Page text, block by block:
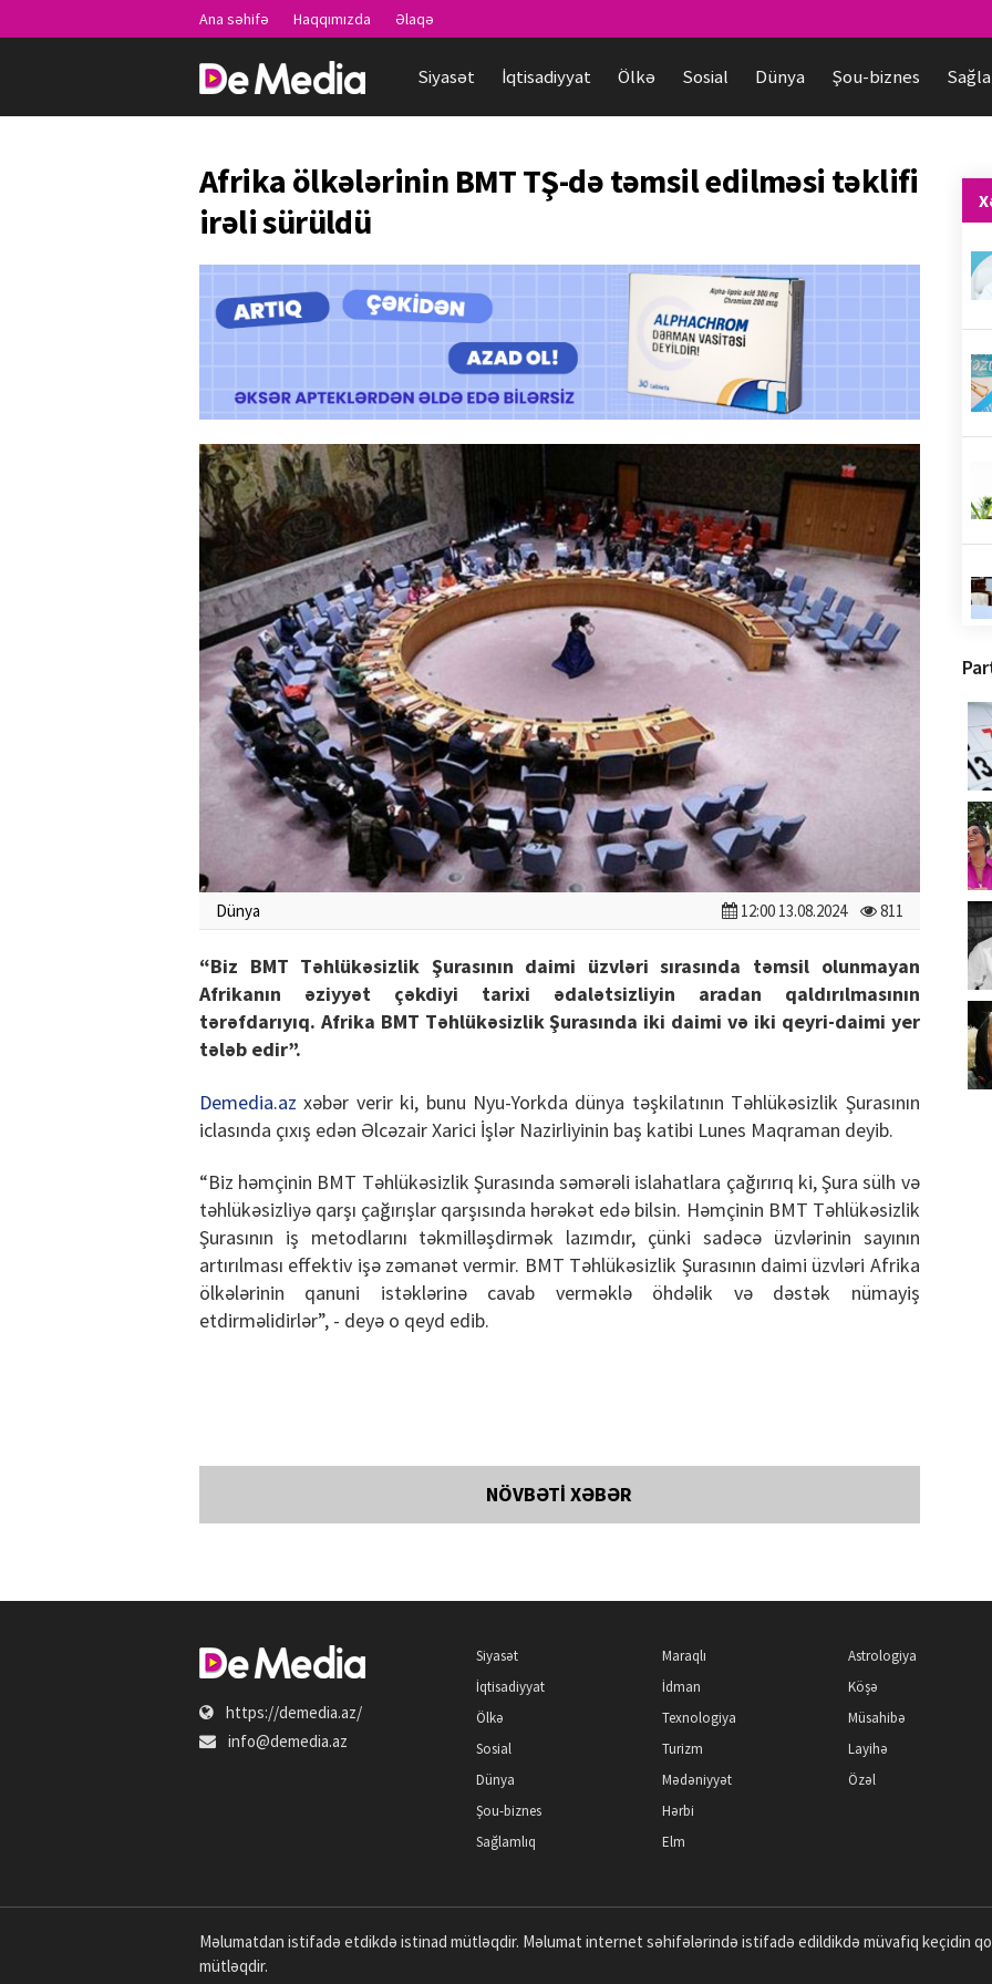
Ana səhifə Haqqımızda Əlaqə
Siyasət İqtisadiyyat Ölkə Sosial Dünya Şou-biznes
Afrika ölkələrinin BMT TŞ-də təmsil edilməsi təklifi
irəli sürüldü
Dünya 12:00 13.08.2024 811
“Biz BMT Təhlükəsizlik Şurasının daimi üzvləri sırasında təmsil olunmayan
Afrikanın əziyyət çəkdiyi tarixi ədalətsizliyin aradan qaldırılmasının
tərəfdarıyıq. Afrika BMT Təhlükəsizlik Şurasında iki daimi və iki qeyri-daimi yer
tələb edir”.
Demedia.az xəbər verir ki, bunu Nyu-Yorkda dünya təşkilatının Təhlükəsizlik Şurasının
iclasında çıxış edən Əlcəzair Xarici İşlər Nazirliyinin baş katibi Lunes Maqraman deyib.
“Biz həmçinin BMT Təhlükəsizlik Şurasında səmərəli islahatlara çağırırıq ki, Şura sülh və
təhlükəsizliyə qarşı çağırışlar qarşısında hərəkət edə bilsin. Həmçinin BMT Təhlükəsizlik
Şurasının iş metodlarını təkmilləşdirmək lazımdır, çünki sadəcə üzvlərinin sayının
artırılması effektiv işə zəmanət vermir. BMT Təhlükəsizlik Şurasının daimi üzvləri Afrika
ölkələrinin qanuni istəklərinə cavab verməklə öhdəlik və dəstək nümayiş
etdirməlidirlər”, - deyə o qeyd edib.
NÖVBƏTİ XƏBƏR
https://demedia.az/
info@demedia.az
Siyasət
İqtisadiyyat
Ölkə
Sosial
Dünya
Şou-biznes
Sağlamlıq
Maraqlı
İdman
Texnologiya
Turizm
Mədəniyyət
Hərbi
Elm
Astrologiya
Köşə
Müsahibə
Layihə
Özəl
Məlumatdan istifadə etdikdə istinad mütləqdir. Məlumat internet səhifələrində istifadə edildikdə müvafiq keçidin
mütləqdir.